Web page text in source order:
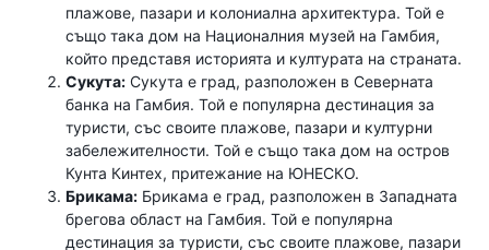
плажове, пазари и колониална архитектура. Той е
също така дом на Националния музей на Гамбия,
който представя историята и културата на страната.
Сукута: Сукута е град, разположен в Северната
банка на Гамбия. Той е популярна дестинация за
туристи, със своите плажове, пазари и културни
забележителности. Той е също така дом на остров
Кунта Кинтех, притежание на ЮНЕСКО.
Брикама: Брикама е град, разположен в Западната
брегова област на Гамбия. Той е популярна
дестинация за туристи, със своите плажове, пазари